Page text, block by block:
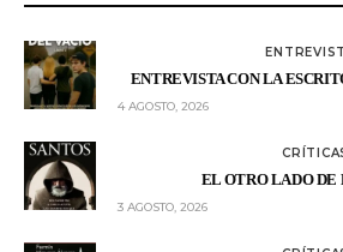
ENTREVISTA CON LA
4 AGOSTO, 2026
EL OTRO LADO DE
3 AGOSTO, 2026